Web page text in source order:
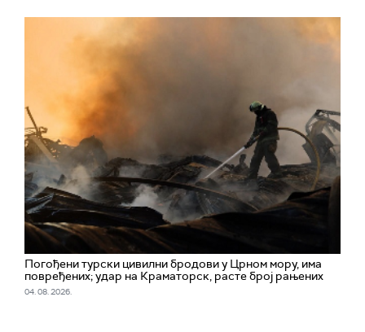
Погођени турски цивилни бродови у Црном мору, има
повређених; удар на Краматорск, расте број рањених
04. 08. 2026.